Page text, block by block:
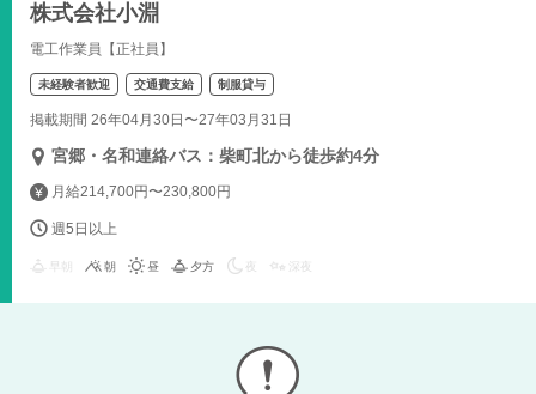
株式会社小淵
電工作業員【正社員】
未経験者歓迎 交通費支給 制服貸与
掲載期間 26年04月30日〜27年03月31日
宮郷・名和連絡バス：柴町北から徒歩約4分
月給214,700円〜230,800円
週5日以上
朝 昼 夕方 夜 深夜